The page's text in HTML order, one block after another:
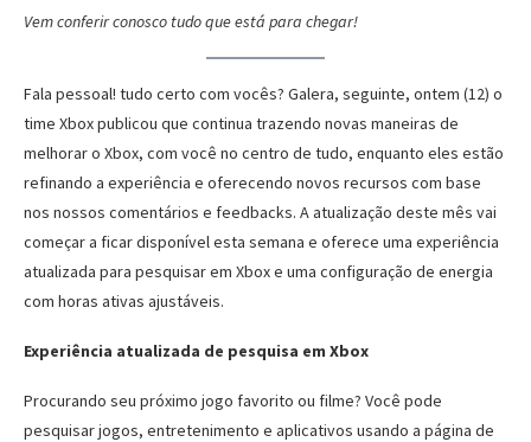
Vem conferir conosco tudo que está para chegar!
Fala pessoal! tudo certo com vocês? Galera, seguinte, ontem (12) o
time Xbox publicou que continua trazendo novas maneiras de
melhorar o Xbox, com você no centro de tudo, enquanto eles estão
refinando a experiência e oferecendo novos recursos com base
nos nossos comentários e feedbacks. A atualização deste mês vai
começar a ficar disponível esta semana e oferece uma experiência
atualizada para pesquisar em Xbox e uma configuração de energia
com horas ativas ajustáveis.
Experiência atualizada de pesquisa em Xbox
Procurando seu próximo jogo favorito ou filme? Você pode
pesquisar jogos, entretenimento e aplicativos usando a página de